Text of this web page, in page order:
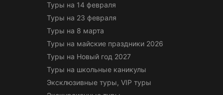
Туры на 14 февраля
Туры на 23 февраля
Туры на 8 марта
Туры на майские праздники 2026
Туры на Новый год 2027
Туры на школьные каникулы
Эксклюзивные туры, VIP туры